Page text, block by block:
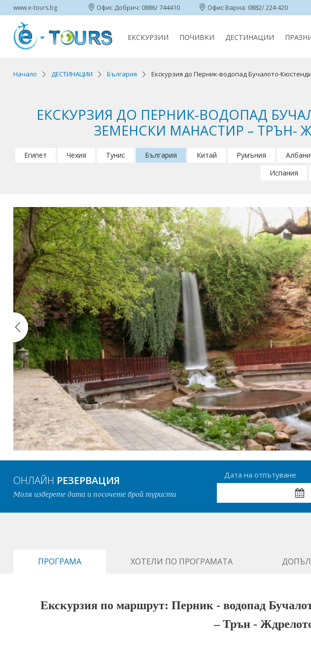
www.e-tours.bg Офис Добрич: 0886/ 744410 Офис Варна: 0882/ 224 420
ЕКСКУРЗИИ ПОЧИВКИ ДЕСТИНАЦИИ
Начало ДЕСТИНАЦИИ България Екскурзия до Перник-водопад Бучалото-
ЕКСКУРЗИЯ ДО ПЕРНИК-ВОДОПАД
ЗЕМЕНСКИ МАНАСТИР – ТРЪН-
Египет Чехия Тунис България Китай Румъния
Испания
ОНЛАЙН РЕЗЕРВАЦИЯ
Моля изберете дата и посочете брой туристи
Дата на отпътуване
ПРОГРАМА ХОТЕЛИ ПО ПРОГРАМАТА
Екскурзия по маршрут: Перник - водопад
– Трън -